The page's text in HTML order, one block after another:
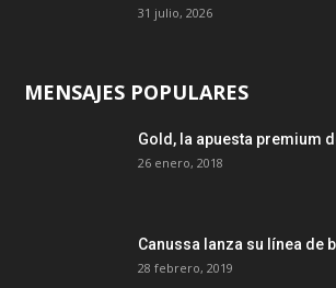
31 julio, 2026
MENSAJES POPULARES
Gold, la apuesta premium
26 enero, 2018
Canussa lanza su línea de
28 febrero, 2019